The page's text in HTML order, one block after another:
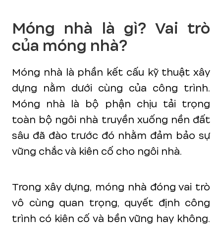
Móng nhà là gì? Vai trò
của móng nhà?
Móng nhà là phần kết cấu kỹ thuật xây
dựng nằm dưới cùng của công trình.
Móng nhà là bộ phận chịu tải trọng
toàn bộ ngôi nhà truyền xuống nền đất
sâu đã đào trước đó nhằm đảm bảo sự
vững chắc và kiên cố cho ngôi nhà.
Trong xây dựng, móng nhà đóng vai trò
vô cùng quan trọng, quyết định công
trình có kiên cố và bền vững hay không.